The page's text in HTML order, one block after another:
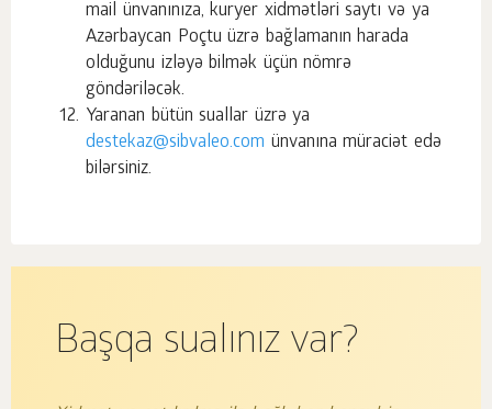
mail ünvanınıza, kuryer xidmətləri saytı və ya
Azərbaycan Poçtu üzrə bağlamanın harada
olduğunu izləyə bilmək üçün nömrə
göndəriləcək.
Yaranan bütün suallar üzrə ya
destekaz@sibvaleo.com ünvanına müraciət edə
bilərsiniz.
Başqa sualınız var?